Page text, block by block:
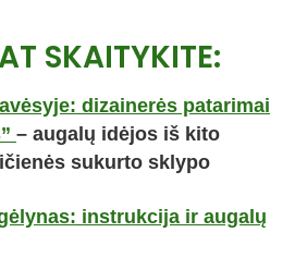
SKAITYKITE:
dizainerės patarimai
– augalų idėjos iš kito
sukurto sklypo
instrukcija ir augalų